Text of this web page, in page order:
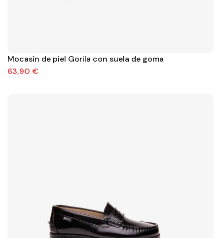
Mocasín de piel Gorila con suela de goma
63,90 €